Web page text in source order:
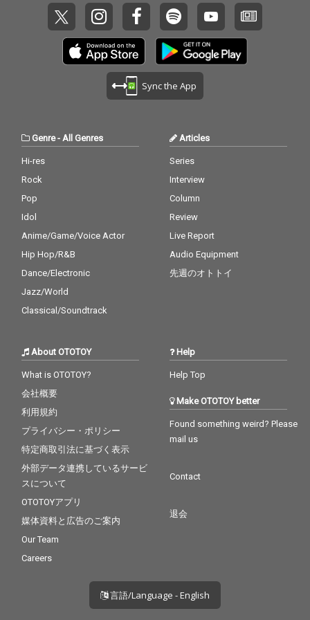
Sync the App
Genre- All Genres
Hi-res
Rock
Pop
Idol
Anime/Game/Voice Actor
Hip Hop/R&B
Dance/Electronic
Jazz/World
Classical/Soundtrack
Articles
Series
Interview
Column
Review
Live Report
Audio Equipment
先週のオトトイ
About OTOTOY
What is OTOTOY?
会社概要
利用規約
プライバシー・ポリシー
特定商取引法に基づく表示
外部データ連携しているサービ
スについて
OTOTOYアプリ
媒体資料と広告のご案内
Our Team
Careers
Help
Help Top
Make OTOTOY better
Found something weird? Please
mail us
Contact
退会
言語/Language - English